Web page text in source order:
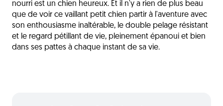
nourri est un chien heureux. Et il n'y a rien de plus beau
que de voir ce vaillant petit chien partir à l'aventure avec
son enthousiasme inaltérable, le double pelage résistant
et le regard pétillant de vie, pleinement épanoui et bien
dans ses pattes à chaque instant de sa vie.